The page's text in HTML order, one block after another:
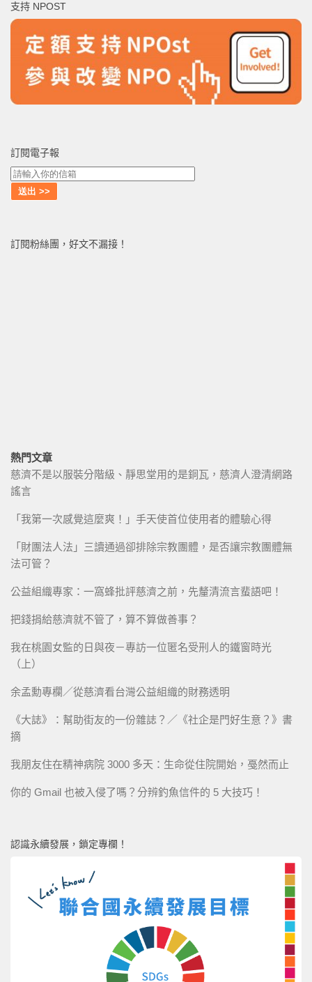
字:
支持 NPOST
訂閱電子報
訂閱粉絲團，好文不漏接！
熱門文章
慈濟不是以服裝分階級、靜思堂用的是銅瓦，慈濟人澄清網路
謠言
「我第一次感覺這麼爽！」手天使首位使用者的體驗心得
「財團法人法」三讀通過卻排除宗教團體，是否讓宗教團體無
法可管？
公益組織專家：一窩蜂批評慈濟之前，先釐清流言蜚語吧！
把錢捐給慈濟就不管了，算不算做善事？
我在桃園女監的日與夜－專訪一位匿名受刑人的鐵窗時光
（上）
余孟勳專欄／從慈濟看台灣公益組織的財務透明
《大誌》：幫助街友的一份雜誌？／《社企是門好生意？》書
摘
我朋友住在精神病院 3000 多天：生命從住院開始，戞然而止
你的 Gmail 也被入侵了嗎？分辨釣魚信件的 5 大技巧！
認識永續發展，鎖定專欄！